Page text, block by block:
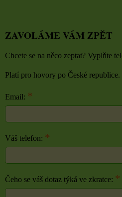
ZAVOLÁME VÁM ZPĚT
Chcete se na něco zeptat? Vyplňte
Platí pro hovory po České republice.
Email: *
Váš telefon: *
Čeho se váš dotaz týká ve zkratce: *